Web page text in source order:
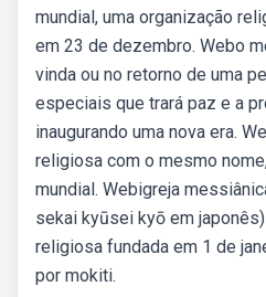
mundial, uma organização
em 23 de dezembro. Webo
vinda ou no retorno de uma
especiais que trará paz e a
inaugurando uma nova era.
religiosa com o mesmo
mundial. Webigreja
sekai kyūsei kyō em
religiosa fundada em 1 de
por mokiti.